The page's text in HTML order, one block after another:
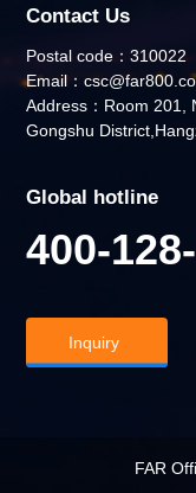
Contact Us
Postal code：310022
Email：
Address：Room 201,
Gongshu
Global hotline
400-
Inquiry
FAR